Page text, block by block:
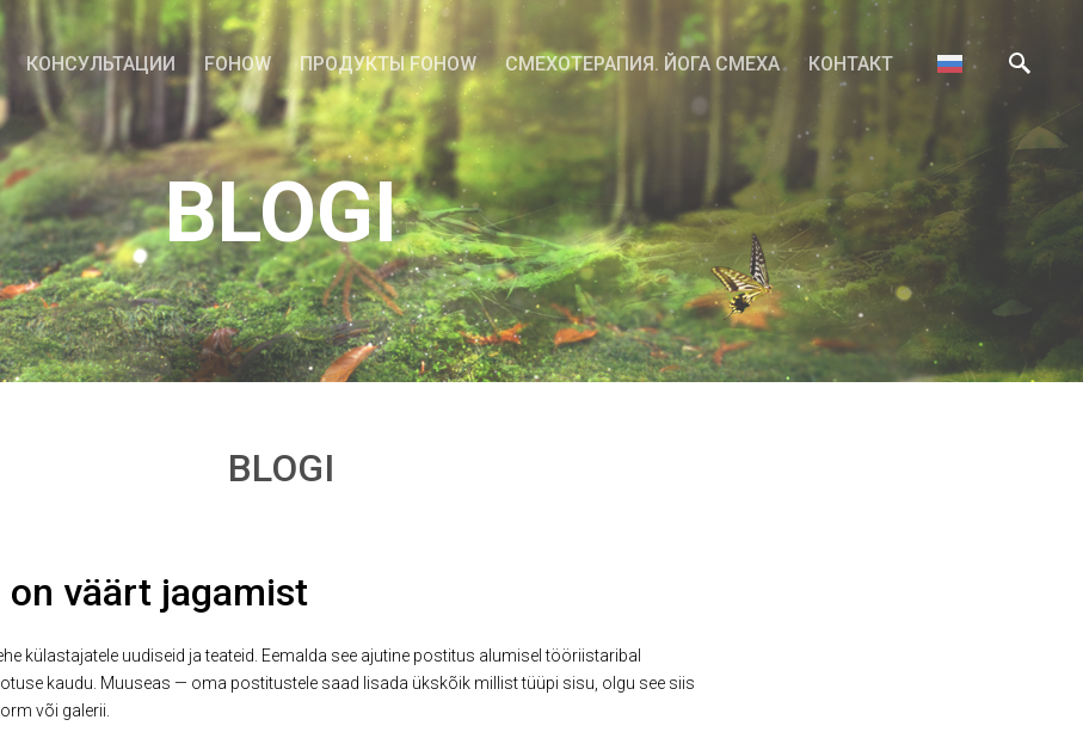
КОНСУЛЬТАЦИИ FOHOW ПРОДУКТЫ FOHOW СМЕХОТЕРАПИЯ. ЙОГА СМЕХА КОНТАКТ
BLOGI
BLOGI
on väärt jagamist
külastajatele uudiseid ja teateid. Eemalda see ajutine postitus alumisel tööriistaribal
kaudu. Muuseas — oma postitustele saad lisada ükskõik millist tüüpi sisu, olgu see siis
või galerii.